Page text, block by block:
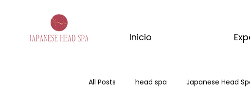
Inicio
All Posts head spa Japanese Head